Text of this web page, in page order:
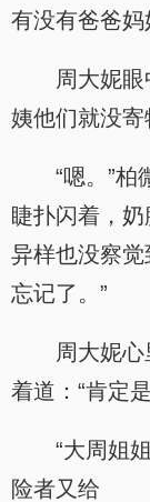
有没有爸爸妈
周大妮
姨他们就没寄
“嗯。”
睫扑闪着，
异样也没察觉
忘记了。”
周大妮
着道：“肯定
“大周姐
险者又给